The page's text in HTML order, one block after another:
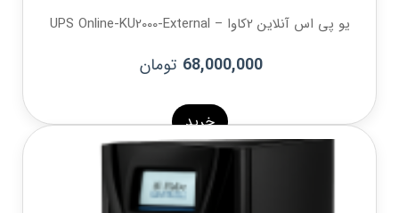
یو پی اس آنلاین 2کاوا – UPS Online-KU2000-External
68,000,000 تومان
خرید